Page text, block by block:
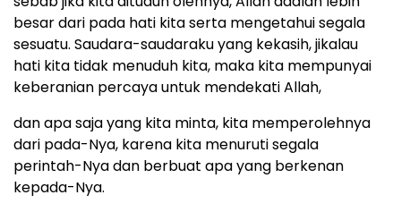
besar dari pada hati kita serta mengetahui segala
sesuatu. Saudara-saudaraku yang kekasih, jikalau
hati kita tidak menuduh kita, maka kita mempunyai
keberanian percaya untuk mendekati Allah,
dan apa saja yang kita minta, kita memperolehnya
dari pada-Nya, karena kita menuruti segala
perintah-Nya dan berbuat apa yang berkenan
kepada-Nya.